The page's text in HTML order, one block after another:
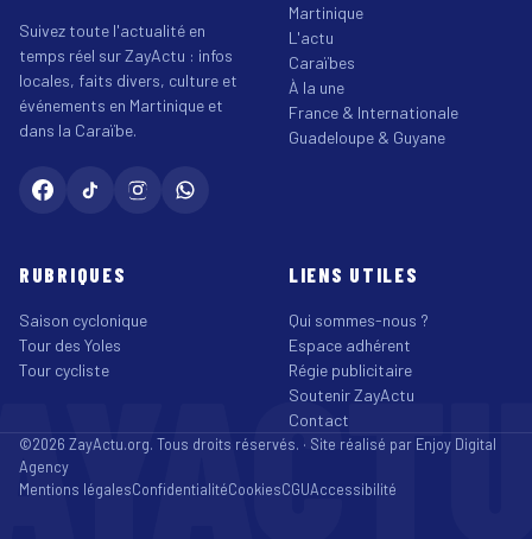
Suivez toute l'actualité en
temps réel sur ZayActu : infos
locales, faits divers, culture et
événements en Martinique et
dans la Caraïbe.
Martinique
L'actu
Caraïbes
À la une
France & Internationale
Guadeloupe & Guyane
RUBRIQUES
Saison cyclonique
Tour des Yoles
Tour cycliste
LIENS UTILES
Qui sommes-nous ?
Espace adhérent
Régie publicitaire
Soutenir ZayActu
Contact
©2026 ZayActu.org. Tous droits réservés. · Site réalisé par Enjoy Digital
Agency
Mentions légalesConfidentialitéCookiesCGUAccessibilité